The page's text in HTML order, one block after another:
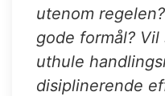
utenom
gode formål?
uthule
disiplinerende